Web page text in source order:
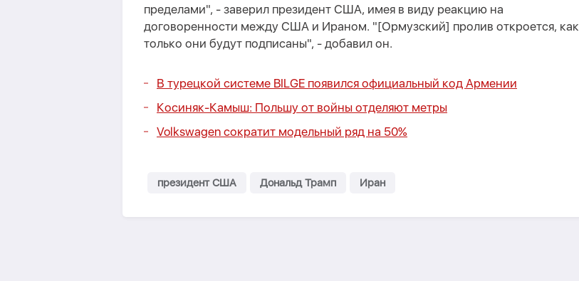
пределами", - заверил президент США, имея в виду реакцию на
договоренности между США и Ираном. "[Ормузский] пролив откроется, как
только они будут подписаны", - добавил он.
В турецкой системе BILGE появился официальный код Армении
Косиняк-Камыш: Польшу от войны отделяют метры
Volkswagen сократит модельный ряд на 50%
президент США Дональд Трамп Иран